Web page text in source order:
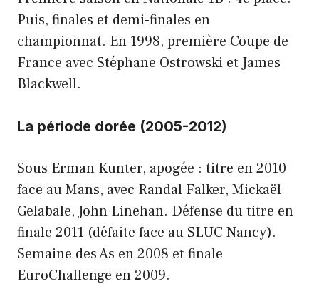
Puis, finales et demi-finales en
championnat. En 1998, première Coupe de
France avec Stéphane Ostrowski et James
Blackwell.
La période dorée (2005-2012)
Sous Erman Kunter, apogée : titre en 2010
face au Mans, avec Randal Falker, Mickaël
Gelabale, John Linehan. Défense du titre en
finale 2011 (défaite face au SLUC Nancy).
Semaine des As en 2008 et finale
EuroChallenge en 2009.